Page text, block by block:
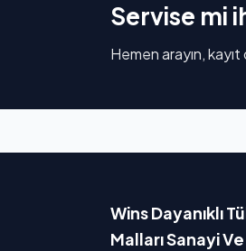
Servise mi
Hemen arayın,
Wins Dayanıklı
Malları Sanayi